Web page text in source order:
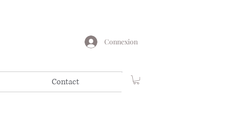
Connexion
Contact